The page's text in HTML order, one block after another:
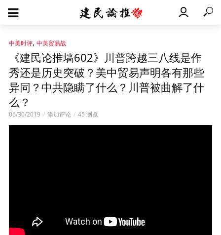
中美时评, 中美贸易战
《建民论推墙602》川普跨越三八线是作
秀还是历史突破？美中贸易声明各有那些
异同？中共隐瞒了什么？川普被曲解了什
么？
06/30/2019 添加评论 45 浏览